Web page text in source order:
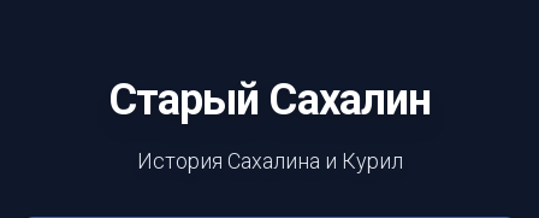
Старый Сахалин
История Сахалина и Курил